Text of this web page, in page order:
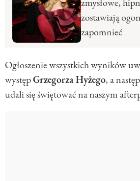
zostawiają
zapomnieć
Ogłoszenie wszystkich wyników
występGrzegorzaHyżego, a
udali się świętować na naszym